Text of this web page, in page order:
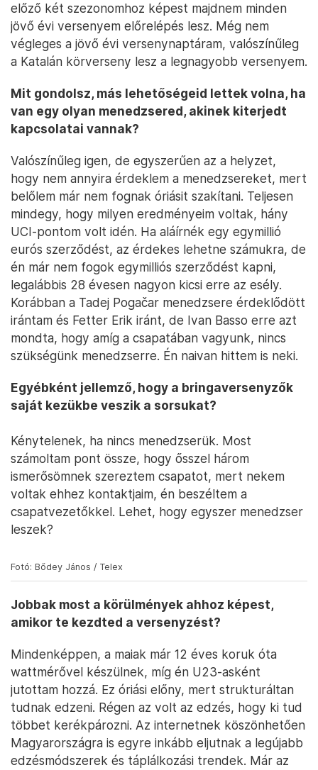
előző két szezonomhoz képest majdnem minden
jövő évi versenyem előrelépés lesz. Még nem
végleges a jövő évi versenynaptáram, valószínűleg
a Katalán körverseny lesz a legnagyobb versenyem.
Mit gondolsz, más lehetőségeid lettek volna, ha
van egy olyan menedzsered, akinek kiterjedt
kapcsolatai vannak?
Valószínűleg igen, de egyszerűen az a helyzet,
hogy nem annyira érdeklem a menedzsereket, mert
belőlem már nem fognak óriásit szakítani. Teljesen
mindegy, hogy milyen eredményeim voltak, hány
UCI-pontom volt idén. Ha aláírnék egy egymillió
eurós szerződést, az érdekes lehetne számukra, de
én már nem fogok egymilliós szerződést kapni,
legalábbis 28 évesen nagyon kicsi erre az esély.
Korábban a Tadej Pogačar menedzsere érdeklődött
irántam és Fetter Erik iránt, de Ivan Basso erre azt
mondta, hogy amíg a csapatában vagyunk, nincs
szükségünk menedzserre. Én naivan hittem is neki.
Egyébként jellemző, hogy a bringaversenyzők
saját kezükbe veszik a sorsukat?
Kénytelenek, ha nincs menedzserük. Most
számoltam pont össze, hogy ősszel három
ismerősömnek szereztem csapatot, mert nekem
voltak ehhez kontaktjaim, én beszéltem a
csapatvezetőkkel. Lehet, hogy egyszer menedzser
leszek?
Fotó: Bődey János / Telex
Jobbak most a körülmények ahhoz képest,
amikor te kezdted a versenyzést?
Mindenképpen, a maiak már 12 éves koruk óta
wattmérővel készülnek, míg én U23-asként
jutottam hozzá. Ez óriási előny, mert strukturáltan
tudnak edzeni. Régen az volt az edzés, hogy ki tud
többet kerékpározni. Az internetnek köszönhetően
Magyarországra is egyre inkább eljutnak a legújabb
edzésmódszerek és táplálkozási trendek. Már az